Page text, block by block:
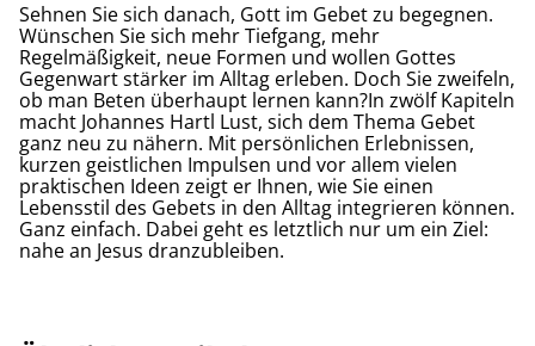
Sehnen Sie sich danach, Gott im Gebet zu begegnen.
Wünschen Sie sich mehr Tiefgang, mehr
Regelmäßigkeit, neue Formen und wollen Gottes
Gegenwart stärker im Alltag erleben. Doch Sie zweifeln,
ob man Beten überhaupt lernen kann?In zwölf Kapiteln
macht Johannes Hartl Lust, sich dem Thema Gebet
ganz neu zu nähern. Mit persönlichen Erlebnissen,
kurzen geistlichen Impulsen und vor allem vielen
praktischen Ideen zeigt er Ihnen, wie Sie einen
Lebensstil des Gebets in den Alltag integrieren können.
Ganz einfach. Dabei geht es letztlich nur um ein Ziel:
nahe an Jesus dranzubleiben.